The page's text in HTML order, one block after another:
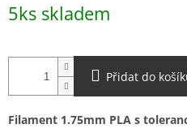
cena:
5ks skladem
Přidat do
Filament 1.75mm PLA s